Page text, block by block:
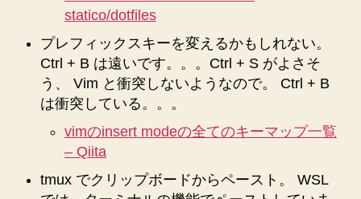
statico/dotfiles
プレフィックスキーを変えるかもしれない。
Ctrl + B は遠いです。。。Ctrl + S がよさそ
う、 Vim と衝突しないようなので。 Ctrl + B
は衝突している。。。
vimのinsert modeの全てのキーマップ一覧
– Qiita
tmux でクリップボードからペースト。 WSL